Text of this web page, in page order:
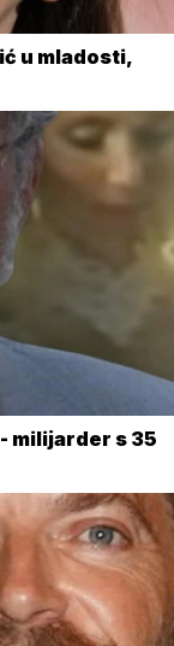
u mladosti,
milijarder s 35